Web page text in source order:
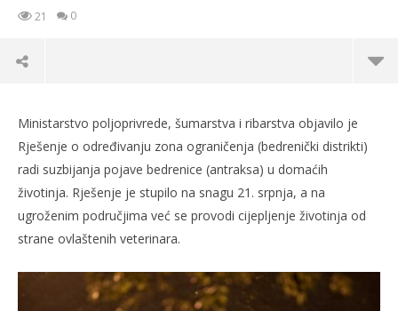
21 0
Ministarstvo poljoprivrede, šumarstva i ribarstva objavilo je
Rješenje o određivanju zona ograničenja (bedrenički distrikti)
radi suzbijanja pojave bedrenice (antraksa) u domaćih
životinja. Rješenje je stupilo na snagu 21. srpnja, a na
ugroženim područjima već se provodi cijepljenje životinja od
strane ovlaštenih veterinara.